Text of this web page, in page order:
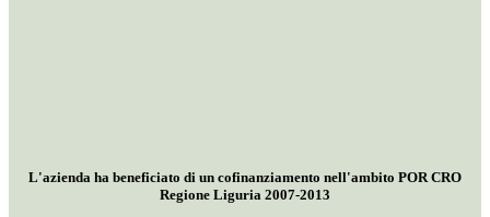
L'azienda ha beneficiato di un cofinanziamento nell'ambito POR CRO
Regione Liguria 2007-2013